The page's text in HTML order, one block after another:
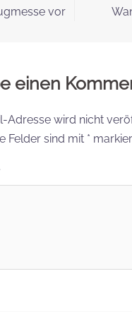
vor
einen
Adresse wird nicht
Felder sind mit *